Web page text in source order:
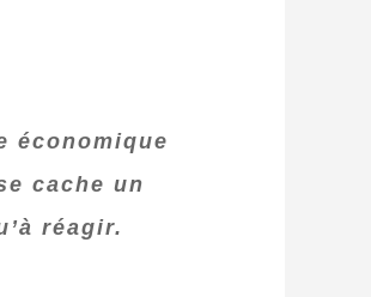
économique
cache un
réagir.